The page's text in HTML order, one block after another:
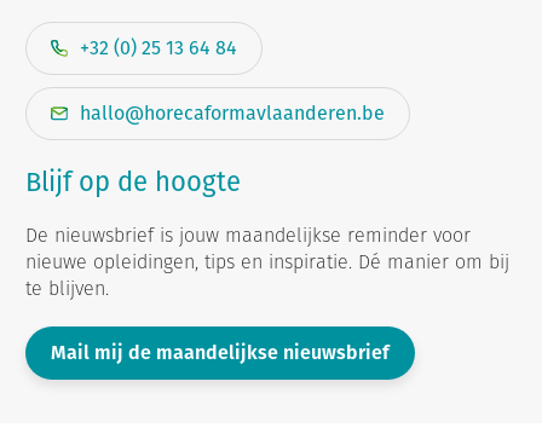
+32 (0) 25 13 64 84
hallo@horecaformavlaanderen.be
Blijf op de hoogte
De nieuwsbrief is jouw maandelijkse reminder voor
nieuwe opleidingen, tips en inspiratie. Dé manier om bij
te blijven.
Mail mij de maandelijkse nieuwsbrief